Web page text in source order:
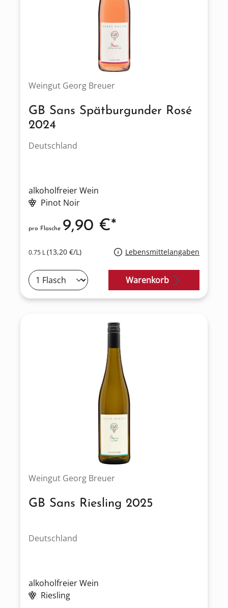
Weingut Georg Breuer
GB Sans Spätburgunder Rosé
2024
Deutschland
alkoholfreier Wein
Pinot Noir
0.75 L(13,20 €/L) Lebensmittelangaben
pro Flasche 9,90 €*
Warenkorb
Weingut Georg Breuer
GB Sans Riesling 2025
Deutschland
alkoholfreier Wein
Riesling